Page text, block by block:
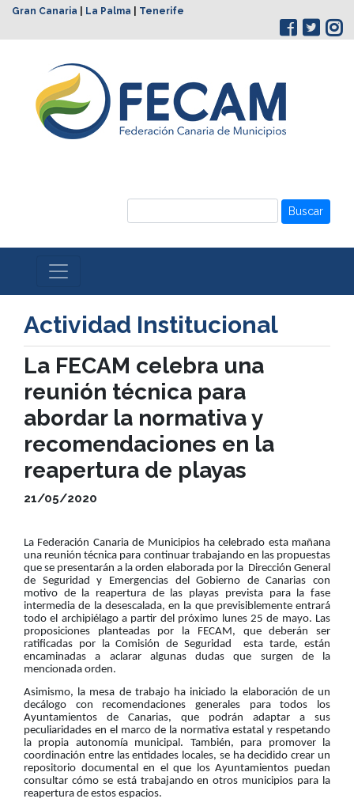
Gran Canaria La Palma Tenerife
Buscar
Actividad Institucional
La FECAM celebra una
reunión técnica para
abordar la normativa y
recomendaciones en la
reapertura de playas
21/05/2020
La Federación Canaria de Municipios ha celebrado esta mañana
una reunión técnica para continuar trabajando en las propuestas
que se presentarán a la orden elaborada por la Dirección General
de Seguridad y Emergencias del Gobierno de Canarias con
motivo de la reapertura de las playas prevista para la fase
intermedia de la desescalada, en la que previsiblemente entrará
todo el archipiélago a partir del próximo lunes 25 de mayo. Las
proposiciones planteadas por la FECAM, que deberán ser
ratificadas por la Comisión de Seguridad esta tarde, están
encaminadas a aclarar algunas dudas que surgen de la
mencionada orden.
Asimismo, la mesa de trabajo ha iniciado la elaboración de un
decálogo con recomendaciones generales para todos los
Ayuntamientos de Canarias, que podrán adaptar a sus
peculiaridades en el marco de la normativa estatal y respetando
la propia autonomía municipal. También, para promover la
coordinación entre las entidades locales, se ha decidido crear un
repositorio documental en el que los Ayuntamientos puedan
consultar cómo se está trabajando en otros municipios para la
reapertura de estos espacios.